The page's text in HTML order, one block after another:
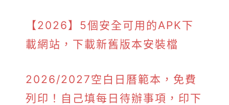
【2026】5個安全可用的APK下
載網站，下載新舊版本安裝檔
2026/2027空白日曆範本，免費
列印！自己填每日待辦事項，印下